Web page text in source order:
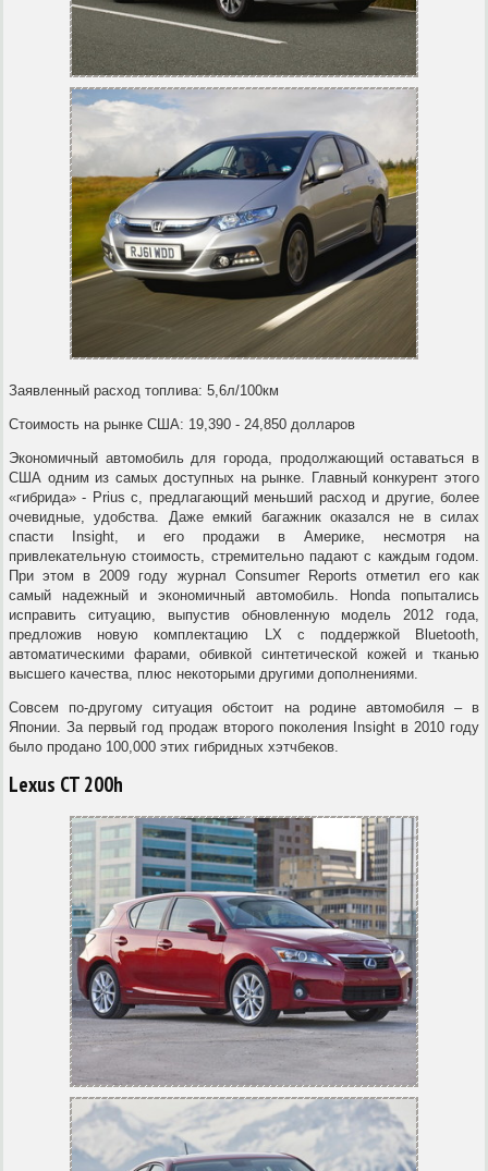
Заявленный расход топлива: 5,6л/100км
Стоимость на рынке США: 19,390 - 24,850 долларов
Экономичный автомобиль для города, продолжающий оставаться в
США одним из самых доступных на рынке. Главный конкурент этого
«гибрида» - Prius c, предлагающий меньший расход и другие, более
очевидные, удобства. Даже емкий багажник оказался не в силах
спасти Insight, и его продажи в Америке, несмотря на
привлекательную стоимость, стремительно падают с каждым годом.
При этом в 2009 году журнал Consumer Reports отметил его как
самый надежный и экономичный автомобиль. Honda попытались
исправить ситуацию, выпустив обновленную модель 2012 года,
предложив новую комплектацию LX с поддержкой Bluetooth,
автоматическими фарами, обивкой синтетической кожей и тканью
высшего качества, плюс некоторыми другими дополнениями.
Совсем по-другому ситуация обстоит на родине автомобиля – в
Японии. За первый год продаж второго поколения Insight в 2010 году
было продано 100,000 этих гибридных хэтчбеков.
Lexus CT 200h